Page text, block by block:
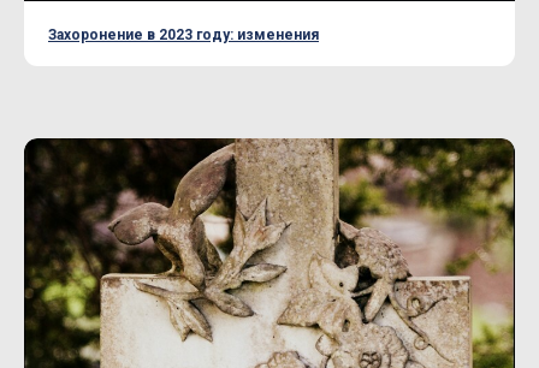
Захоронение в 2023 году: изменения